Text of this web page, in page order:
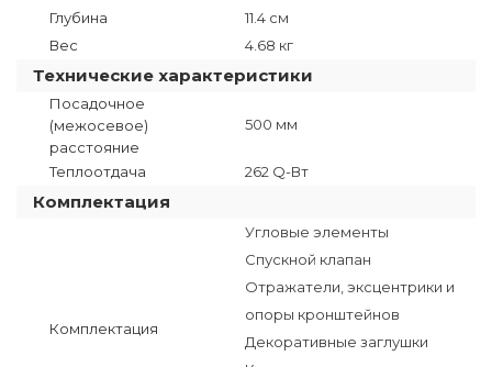
Глубина
11.4 см
Вес
4.68 кг
Технические характеристики
Посадочное
(межосевое)
расстояние
500 мм
Теплоотдача 262 Q-Вт
Комплектация
Комплектация
Угловые элементы
Спускной клапан
Отражатели, эксцентрики и
опоры кронштейнов
Декоративные заглушки